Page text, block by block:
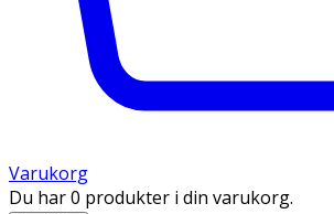
Varukorg
Du har 0 produkter i din varukorg.